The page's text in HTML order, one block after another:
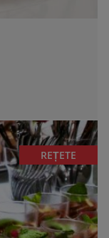
REȚETE